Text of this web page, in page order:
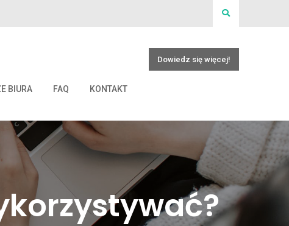
Dowiedz się więcej!
BIURA FAQ KONTAKT